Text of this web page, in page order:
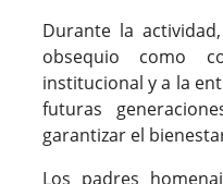
Durante la
obsequio como
institucional y a la
futuras
garantizar el
Los padres